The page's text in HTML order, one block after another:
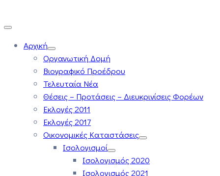
Αρχική
Οργανωτική Δομή
Βιογραφικό Προέδρου
Τελευταία Νέα
Θέσεις – Προτάσεις – Διευκρινίσεις Φορέων
Εκλογές 2011
Εκλογές 2017
Οικονομικές Καταστάσεις
Ισολογισμοί
Ισολογισμός 2020
Ισολογισμός 2021